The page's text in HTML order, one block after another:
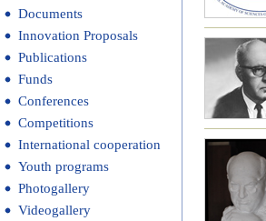
Documents
Innovation Proposals
Publications
Funds
Conferences
Competitions
International cooperation
Youth programs
Photogallery
Videogallery